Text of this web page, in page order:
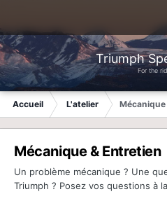
Triumph
For the
Accueil L'atelier
Mécanique & Entretien
Un problème mécanique ? Une
Triumph ? Posez vos questions à